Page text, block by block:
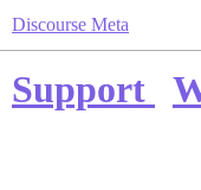
Discourse Meta
Support